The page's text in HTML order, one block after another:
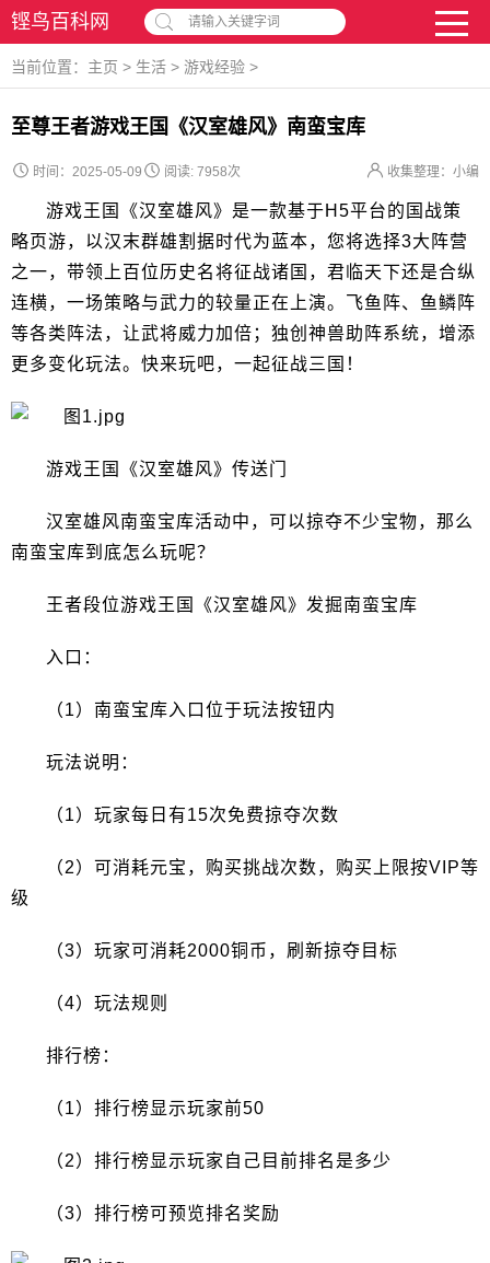
铿鸟百科网 请输入关键字词
当前位置： 主页 > 生活 > 游戏经验 >
至尊王者游戏王国《汉室雄风》南蛮宝库
时间：2025-05-09 收集整理：小编
阅读: 7958次
游戏王国《汉室雄风》是一款基于H5平台的国战策
略页游，以汉末群雄割据时代为蓝本，您将选择3大阵营
之一，带领上百位历史名将征战诸国，君临天下还是合纵
连横，一场策略与武力的较量正在上演。飞鱼阵、鱼鳞阵
等各类阵法，让武将威力加倍；独创神兽助阵系统，增添
更多变化玩法。快来玩吧，一起征战三国！
游戏王国《汉室雄风》传送门
汉室雄风南蛮宝库活动中，可以掠夺不少宝物，那么
南蛮宝库到底怎么玩呢？
王者段位游戏王国《汉室雄风》发掘南蛮宝库
入口：
（1）南蛮宝库入口位于玩法按钮内
玩法说明：
（1）玩家每日有15次免费掠夺次数
（2）可消耗元宝，购买挑战次数，购买上限按VIP等
级
（3）玩家可消耗2000铜币，刷新掠夺目标
（4）玩法规则
排行榜：
（1）排行榜显示玩家前50
（2）排行榜显示玩家自己目前排名是多少
（3）排行榜可预览排名奖励